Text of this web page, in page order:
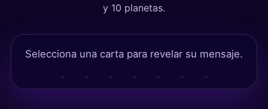
y 10 planetas.
Selecciona una carta para revelar su mensaje.